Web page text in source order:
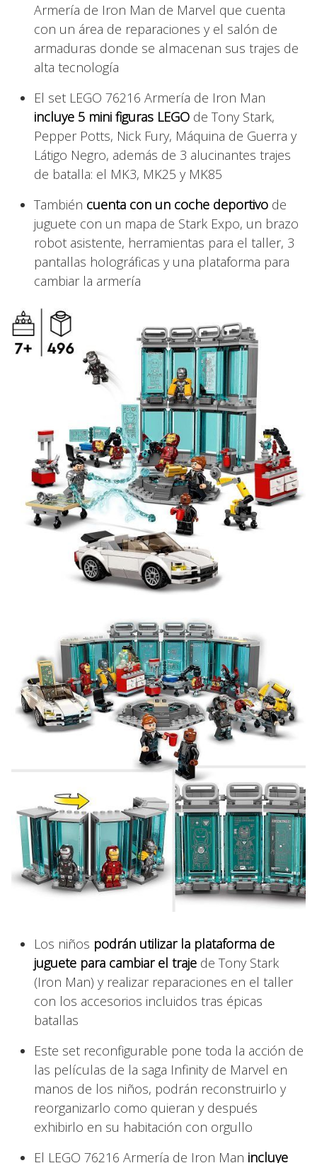
Armería de Iron Man de Marvel que cuenta
con un área de reparaciones y el salón de
armaduras donde se almacenan sus trajes de
alta tecnología
El set LEGO 76216 Armería de Iron Man
incluye 5 mini figuras LEGO de Tony Stark,
Pepper Potts, Nick Fury, Máquina de Guerra y
Látigo Negro, además de 3 alucinantes trajes
de batalla: el MK3, MK25 y MK85
También cuenta con un coche deportivo de
juguete con un mapa de Stark Expo, un brazo
robot asistente, herramientas para el taller, 3
pantallas holográficas y una plataforma para
cambiar la armería
Los niños podrán utilizar la plataforma de
juguete para cambiar el traje de Tony Stark
(Iron Man) y realizar reparaciones en el taller
con los accesorios incluidos tras épicas
batallas
Este set reconfigurable pone toda la acción de
las películas de la saga Infinity de Marvel en
manos de los niños, podrán reconstruirlo y
reorganizarlo como quieran y después
exhibirlo en su habitación con orgullo
El LEGO 76216 Armería de Iron Man incluye